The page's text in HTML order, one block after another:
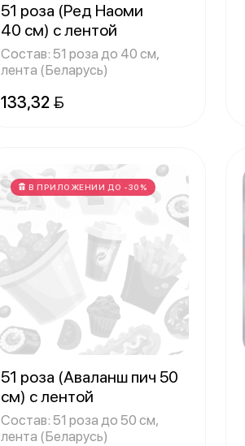
51 роза (Ред Наоми
40 см) с лентой
Состав: 51 роза до 40 см,
лента (Беларусь)
133,32 
В ПРИЛОЖЕНИИ ДО -30%
51 роза (Аваланш пич 50
см) с лентой
Состав: 51 роза до 50 см,
лента (Беларусь)